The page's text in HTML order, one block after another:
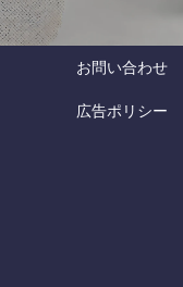
お問い合わせ
広告ポリシー